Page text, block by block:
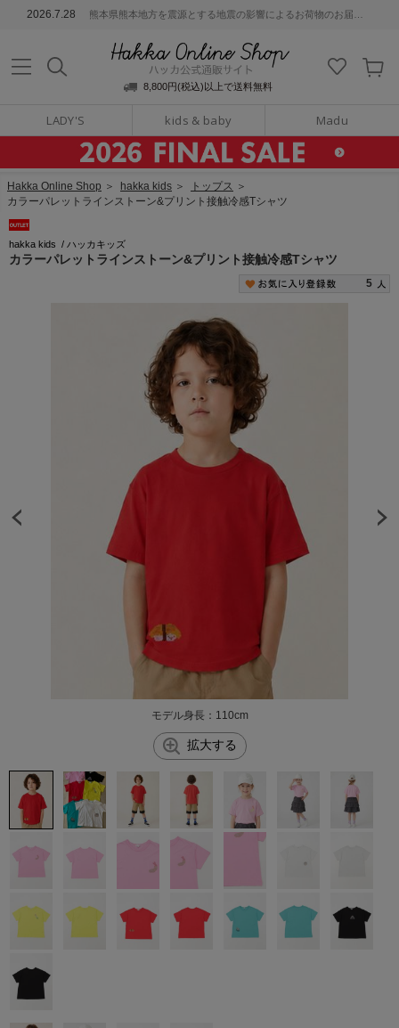
2026.7.28 熊本県熊本地方を震源とする地震の影響によるお荷物のお届けについて
8,800円(税込)以上で送料無料
LADY'S kids & baby Madu
通販サイト
Hakka Online Shop ＞ hakka kids ＞ トップス ＞
カラーパレットラインストーン&プリント接触冷感Tシャツ
hakka kids / ハッカキッズ
カラーパレットラインストーン&プリント接触冷感Tシャツ
5
モデル身長：110cm
拡大する